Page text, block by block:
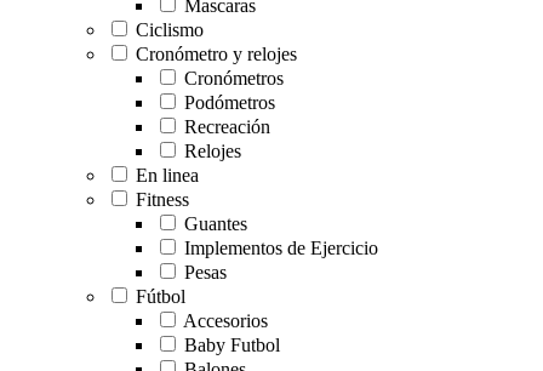
Mascaras
Ciclismo
Cronómetro y relojes
Cronómetros
Podómetros
Recreación
Relojes
En linea
Fitness
Guantes
Implementos de Ejercicio
Pesas
Fútbol
Accesorios
Baby Futbol